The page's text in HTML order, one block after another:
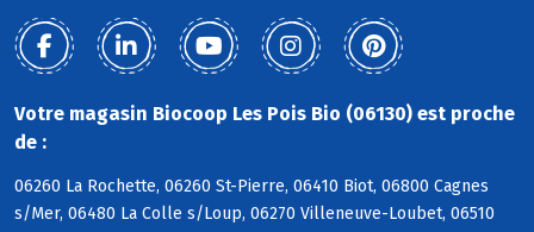
Votre magasin Biocoop Les Pois Bio (06130) est proche
de :
06260 La Rochette, 06260 St-Pierre, 06410 Biot, 06800 Cagnes
s/Mer, 06480 La Colle s/Loup, 06270 Villeneuve-Loubet, 06510